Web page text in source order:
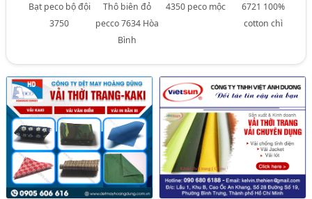
Bạt peco bộ đội
3750
Thô biên đỏ
pecco 7634 Hòa
Bình
4350 peco mộc
6721 100%
cotton chì